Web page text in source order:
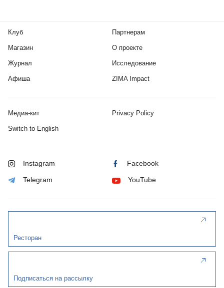
Клуб
Магазин
Журнал
Афиша
Партнерам
О проекте
Исследование
ZIMA Impact
Медиа-кит Privacy Policy
Switch to English
Instagram Facebook
Telegram YouTube
Ресторан
Подписаться на рассылку